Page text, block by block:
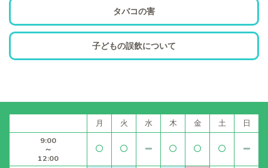
タバコの害
子どもの誤飲について
月 火 水 木 金 土 日
9:00
～
12:00